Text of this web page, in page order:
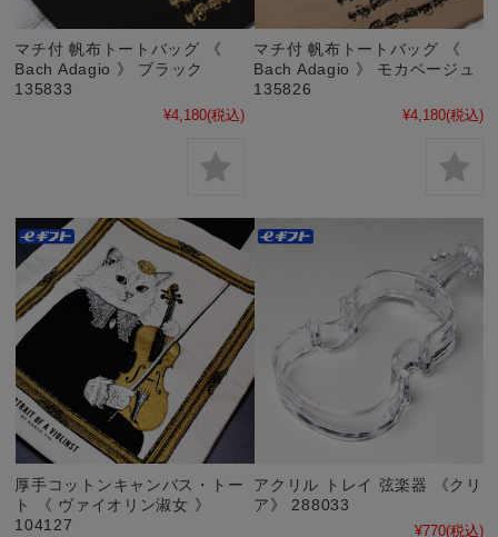
マチ付 帆布トートバッグ 《
Bach Adagio 》 ブラック
135833
¥4,180(税込)
マチ付 帆布トートバッグ 《
Bach Adagio 》 モカベージュ
135826
¥4,180(税込)
厚手コットンキャンバス・トー
ト 《 ヴァイオリン淑女 》
104127
アクリル トレイ 弦楽器 《クリ
ア》 288033
¥770(税込)